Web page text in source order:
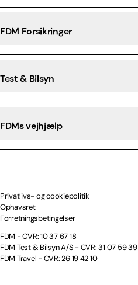
FDM Forsikringer
Test & Bilsyn
FDMs vejhjælp
Privatlivs- og cookiepolitik
Ophavsret
Forretningsbetingelser
FDM - CVR: 10 37 67 18
FDM Test & Bilsyn A/S - CVR: 31 07 59 39
FDM Travel - CVR: 26 19 42 10